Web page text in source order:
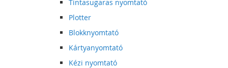
Tintasugaras nyomtató
Plotter
Blokknyomtató
Kártyanyomtató
Kézi nyomtató